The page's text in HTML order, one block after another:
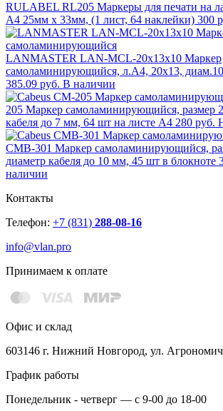
RULABEL RL205 Маркеры для печати на
А4 25мм х 33мм, (1 лист, 64 наклейки) 300
LANMASTER LAN-MCL-20x13x10 Маркер
самоламинирующийся, л.А4, 20х13,
385.09 руб. В наличии
205 Маркер самоламинирующийся, размер
кабеля до 7 мм, 64 шт на листе А4 280 руб.
CMB-301 Маркер самоламинирующийся,
диаметр кабеля до 10 мм, 45 шт в блокноте
наличии
Контакты
Телефон: +7 (831) 288-08-16
info@vlan.pro
Принимаем к оплате
Офис и склад
603146 г. Нижний Новгород, ул.
График работы
Понедельник - четверг — с 9-00 до 18-00